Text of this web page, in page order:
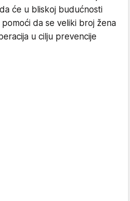
će u bliskoj budućnosti
da se veliki broj žena
u cilju prevencije